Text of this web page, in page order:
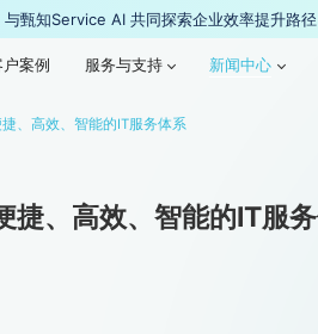
与甄知Service AI 共同探索企业效率提升路径
户案例
户案例
服务与支持
服务与支持
新闻中心
新闻中心
、高效、智能的IT服务体系
捷、高效、智能的IT服